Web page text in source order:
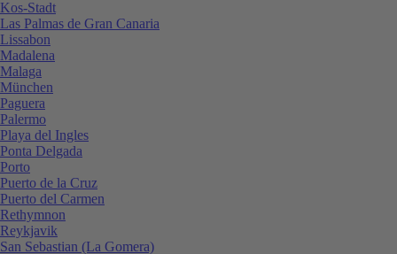
Kos-Stadt
Las Palmas de Gran Canaria
Lissabon
Madalena
Malaga
München
Paguera
Palermo
Playa del Ingles
Ponta Delgada
Porto
Puerto de la Cruz
Puerto del Carmen
Rethymnon
Reykjavik
San Sebastian (La Gomera)